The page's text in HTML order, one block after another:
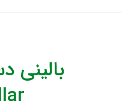
بالینی